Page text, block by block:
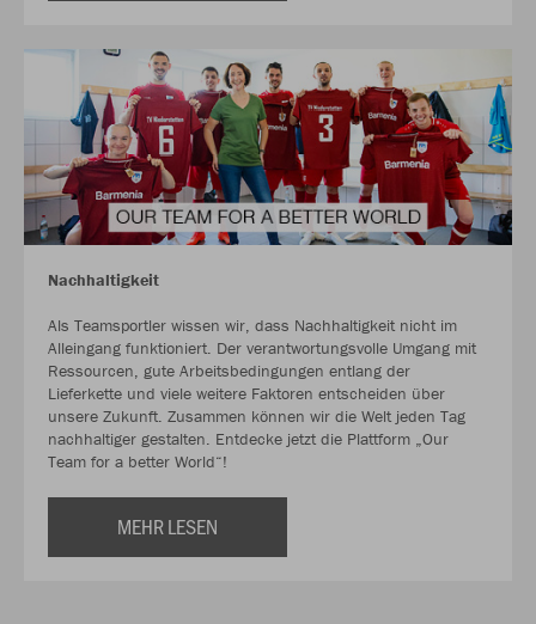
Nachhaltigkeit
Als Teamsportler wissen wir, dass Nachhaltigkeit nicht im
Alleingang funktioniert. Der verantwortungsvolle Umgang mit
Ressourcen, gute Arbeitsbedingungen entlang der
Lieferkette und viele weitere Faktoren entscheiden über
unsere Zukunft. Zusammen können wir die Welt jeden Tag
nachhaltiger gestalten. Entdecke jetzt die Plattform „Our
Team for a better World“!
MEHR LESEN